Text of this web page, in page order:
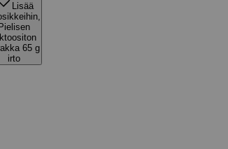
Lisää
Pielisen
65 g
irto